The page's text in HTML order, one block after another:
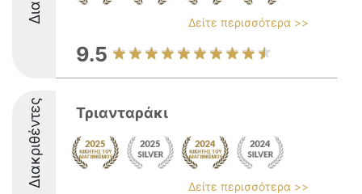
Δείτε περισσότερα >>
9.5
Διακριθέντες Τριανταράκι
Δείτε περισσότερα >>